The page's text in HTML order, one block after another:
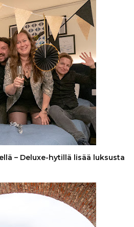
– Deluxe-hytillä lisää luksusta